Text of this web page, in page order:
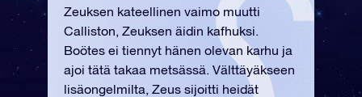
Zeuksen kateellinen vaimo muutti
Calliston, Zeuksen äidin kafhuksi.
Boötes ei tiennyt hänen olevan karhu ja
ajoi tätä takaa metsässä. Välttäyäkseen
lisäongelmilta, Zeus sijoitti heidät